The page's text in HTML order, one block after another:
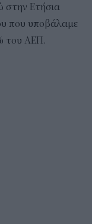
στην Ετήσια
που υποβάλαμε
του ΑΕΠ.